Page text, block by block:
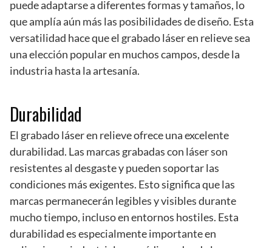
puede adaptarse a diferentes formas y tamaños, lo
que amplía aún más las posibilidades de diseño. Esta
versatilidad hace que el grabado láser en relieve sea
una elección popular en muchos campos, desde la
industria hasta la artesanía.
Durabilidad
El grabado láser en relieve ofrece una excelente
durabilidad. Las marcas grabadas con láser son
resistentes al desgaste y pueden soportar las
condiciones más exigentes. Esto significa que las
marcas permanecerán legibles y visibles durante
mucho tiempo, incluso en entornos hostiles. Esta
durabilidad es especialmente importante en